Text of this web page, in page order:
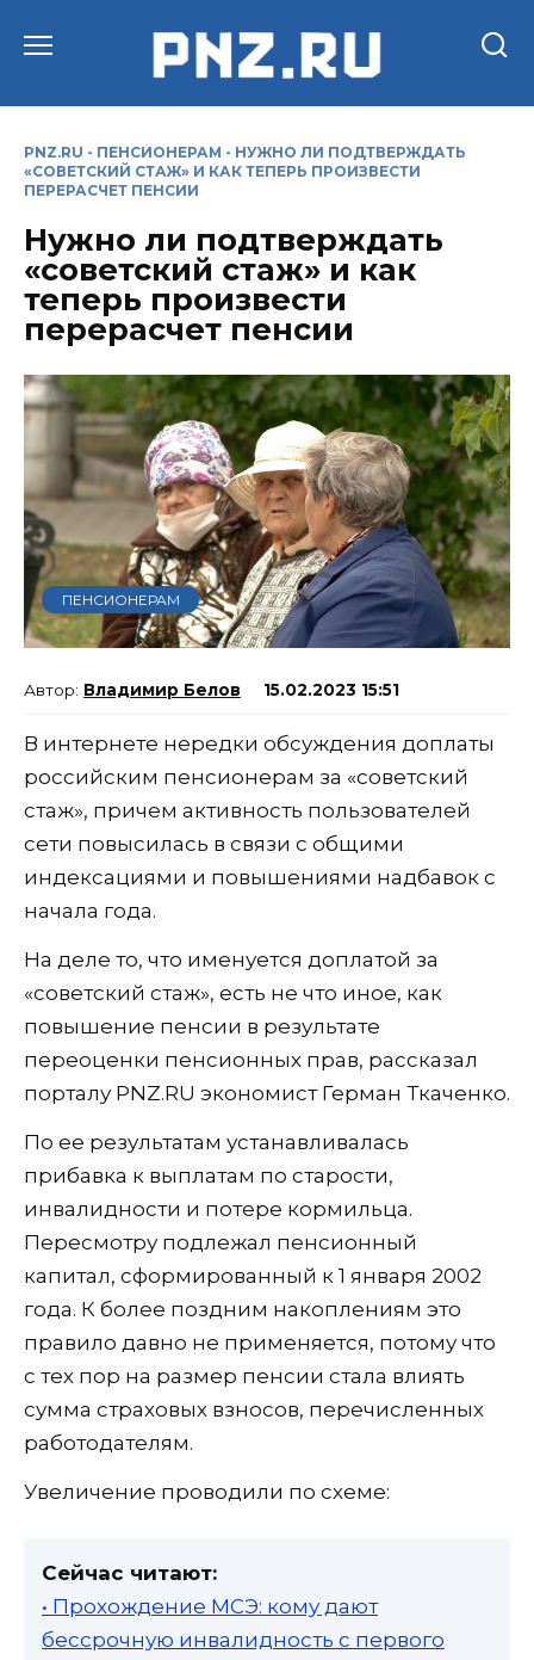
PNZ.RU - ПЕНСИОНЕРАМ - НУЖНО ЛИ ПОДТВЕРЖДАТЬ
«СОВЕТСКИЙ СТАЖ» И КАК ТЕПЕРЬ ПРОИЗВЕСТИ
ПЕРЕРАСЧЕТ ПЕНСИИ
Нужно ли подтверждать
«советский стаж» и как
теперь произвести
перерасчет пенсии
ПЕНСИОНЕРАМ
Владимир Белов 15.02.2023 15:51
В интернете нередки обсуждения доплаты
российским пенсионерам за «советский
стаж», причем активность пользователей
сети повысилась в связи с общими
индексациями и повышениями надбавок с
начала года.
На деле то, что именуется доплатой за
«советский стаж», есть не что иное, как
повышение пенсии в результате
переоценки пенсионных прав, рассказал
порталу PNZ.RU экономист Герман Ткаченко.
По ее результатам устанавливалась
прибавка к выплатам по старости,
инвалидности и потере кормильца.
Пересмотру подлежал пенсионный
капитал, сформированный к 1 января 2002
года. К более поздним накоплениям это
правило давно не применяется, потому что
с тех пор на размер пенсии стала влиять
сумма страховых взносов, перечисленных
работодателям.
Увеличение проводили по схеме:
Сейчас читают:
• Прохождение МСЭ: кому дают
бессрочную инвалидность с первого